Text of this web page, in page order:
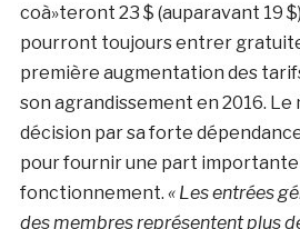
coà»teront 23 $ (auparavant 19
pourront toujours entrer
première augmentation des
son agrandissement en 2016. Le
décision par sa forte
pour fournir une part importante
fonctionnement. « Les entrées
des membres représentent plus